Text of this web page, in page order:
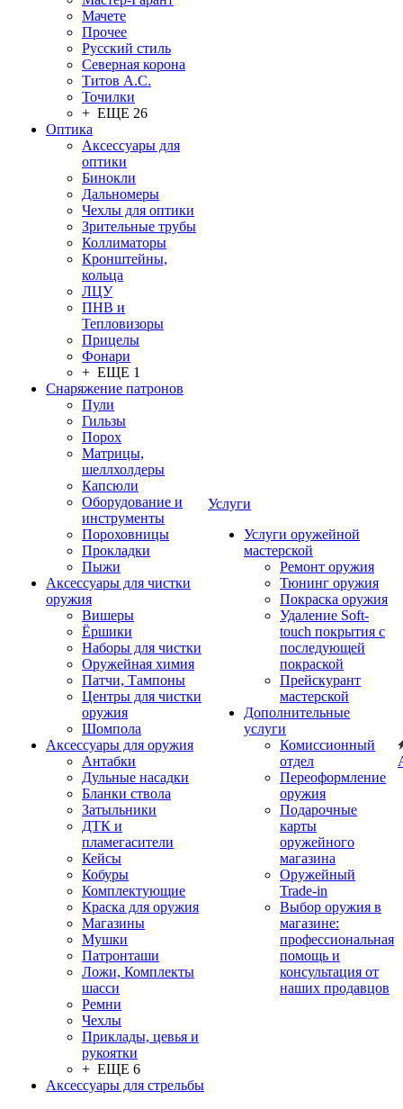
Мачете
Прочее
Русский стиль
Северная корона
Титов А.С.
Точилки
+ ЕЩЕ 26
Оптика
Аксессуары для
оптики
Бинокли
Дальномеры
Чехлы для оптики
Зрительные трубы
Коллиматоры
Кронштейны,
кольца
ЛЦУ
ПНВ и
Тепловизоры
Прицелы
Фонари
+ ЕЩЕ 1
Снаряжение патронов
Пули
Гильзы
Порох
Матрицы,
шеллхолдеры
Капсюли
Оборудование и
инструменты
Пороховницы
Прокладки
Пыжи
Аксессуары для чистки
оружия
Вишеры
Ёршики
Наборы для чистки
Оружейная химия
Патчи, Тампоны
Центры для чистки
оружия
Шомпола
Аксессуары для оружия
Антабки
Дульные насадки
Бланки ствола
Затыльники
ДТК и
пламегасители
Кейсы
Кобуры
Комплектующие
Краска для оружия
Магазины
Мушки
Патронташи
Ложи, Комплекты
шасси
Ремни
Чехлы
Приклады, цевья и
рукоятки
+ ЕЩЕ 6
Аксессуары для стрельбы
Услуги
Услуги оружейной
мастерской
Ремонт оружия
Тюнинг оружия
Покраска оружия
Удаление Soft-
touch покрытия с
последующей
покраской
Прейскурант
мастерской
Дополнительные
услуги
Комиссионный
отдел
Переоформление
оружия
Подарочные
карты
оружейного
магазина
Оружейный
Trade-in
Выбор оружия в
магазине:
профессиональная
помощь и
консультация от
наших продавцов